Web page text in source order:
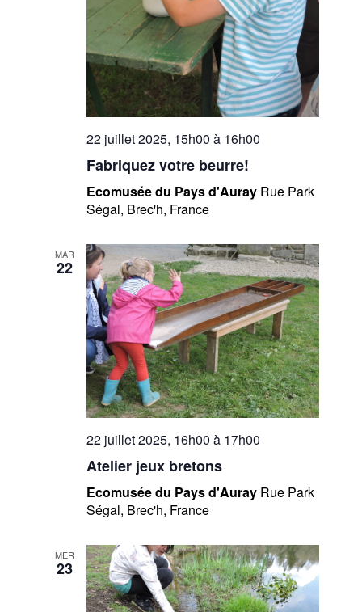
22 juillet 2025, 15h00 à 16h00
Fabriquez votre beurre!
Ecomusée du Pays d'Auray Rue Park
Ségal, Brec'h, France
MAR
22
22 juillet 2025, 16h00 à 17h00
Atelier jeux bretons
Ecomusée du Pays d'Auray Rue Park
Ségal, Brec'h, France
MER
23